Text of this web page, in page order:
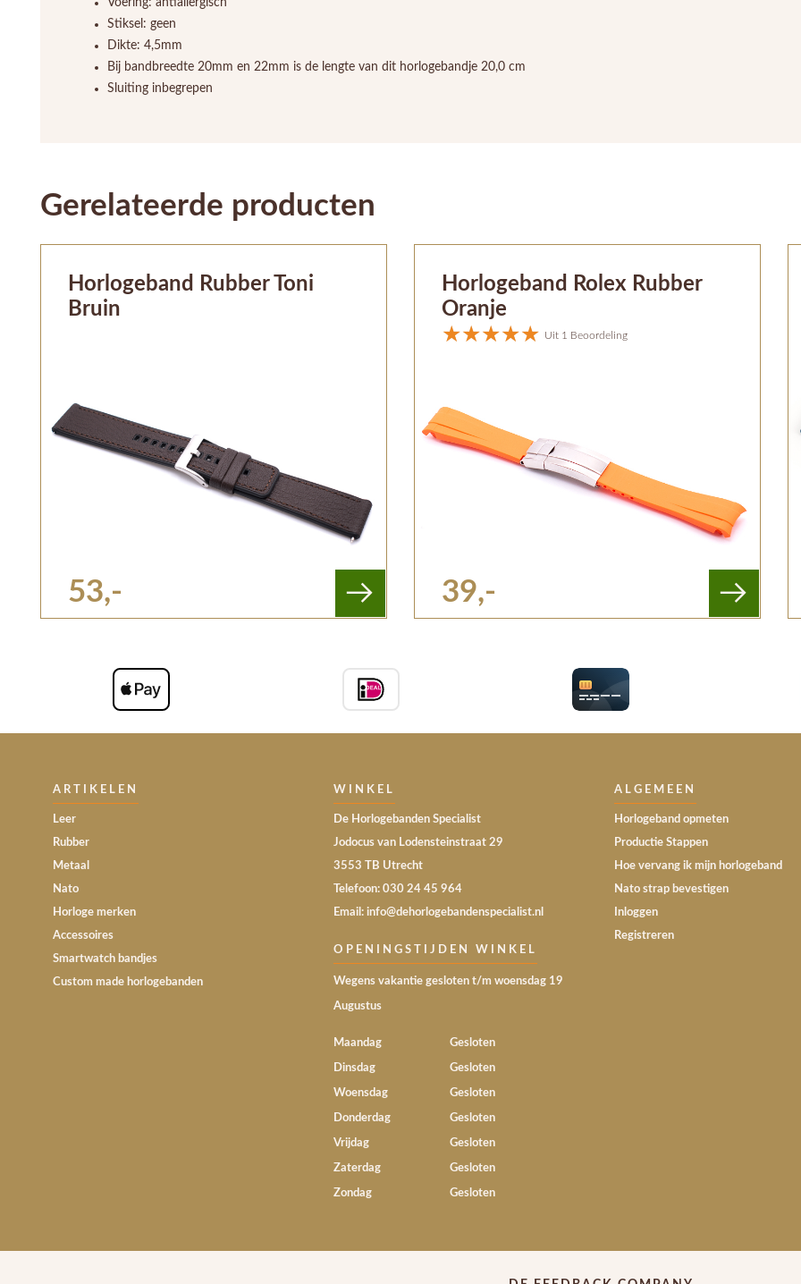
Voering: antiallergisch
Stiksel: geen
Dikte: 4,5mm
Bij bandbreedte 20mm en 22mm is de lengte van dit horlogebandje 20,0 cm
Sluiting inbegrepen
Gerelateerde producten
Horlogeband Rubber Toni
Bruin
53,-
Horlogeband Rolex Rubber
Oranje
Uit 1 Beoordeling
39,-
ARTIKELEN
Leer
Rubber
Metaal
Nato
Horloge merken
Accessoires
Smartwatch bandjes
Custom made horlogebanden
WINKEL
De Horlogebanden Specialist
Jodocus van Lodensteinstraat 29
3553 TB Utrecht
Telefoon: 030 24 45 964
Email: info@dehorlogebandenspecialist.nl
OPENINGSTIJDEN WINKEL
Wegens vakantie gesloten t/m woensdag 19
Augustus
Maandag Gesloten
Dinsdag Gesloten
Woensdag Gesloten
Donderdag Gesloten
Vrijdag Gesloten
Zaterdag Gesloten
Zondag Gesloten
ALGEMEEN
Horlogeband opmeten
Productie Stappen
Hoe vervang ik mijn horlogeband
Nato strap bevestigen
Inloggen
Registreren